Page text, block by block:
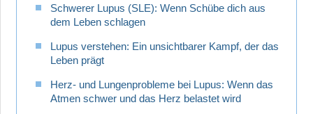
Schwerer Lupus (SLE): Wenn Schübe dich aus
dem Leben schlagen
Lupus verstehen: Ein unsichtbarer Kampf, der das
Leben prägt
Herz- und Lungenprobleme bei Lupus: Wenn das
Atmen schwer und das Herz belastet wird